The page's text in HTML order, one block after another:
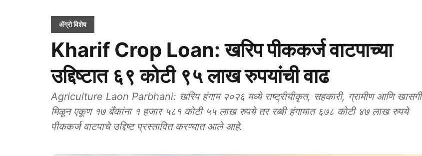
ॲग्रो विशेष
Kharif Crop Loan: खरिप पीककर्ज वाटपाच्या
उद्दिष्टात ६९ कोटी ९५ लाख रुपयांची वाढ
Agriculture Laon Parbhani: खरिप हंगाम २०२६ मध्ये राष्ट्रीयीकृत, सहकारी, ग्रामीण आणि खासगी
मिळून एकूण १७ बँकांना १ हजार ५८१ कोटी ५५ लाख रुपये तर रब्बी हंगामात ६७८ कोटी ४७ लाख रुपये
पीककर्ज वाटपाचे उद्दिष्ट प्रस्तावित करण्यात आले आहे.